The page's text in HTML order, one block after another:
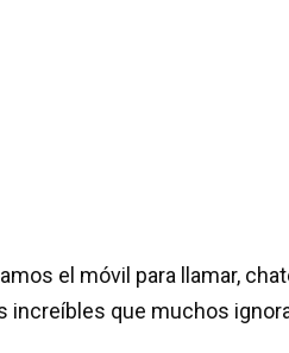
el móvil para llamar,
increíbles que muchos